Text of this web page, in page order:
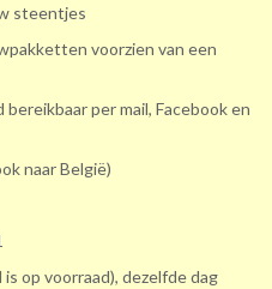
steentjes
voorzien van een
per mail, Facebook en
naar België)
op voorraad), dezelfde dag